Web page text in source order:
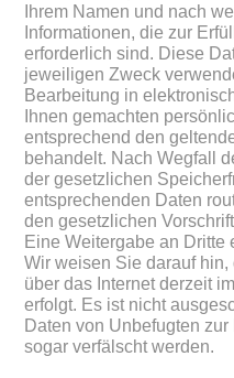
Ihrem Namen und nach
Informationen, die zur
erforderlich sind. Diese
jeweiligen Zweck
Bearbeitung in
Ihnen gemachten
entsprechend den
behandelt. Nach Wegfall
der gesetzlichen
entsprechenden Daten
den gesetzlichen
Eine Weitergabe an Dritte
Wir weisen Sie darauf
über das Internet derzeit
erfolgt. Es ist nicht
Daten von Unbefugten
sogar verfälscht werden.